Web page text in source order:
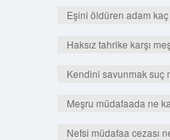
Eşini öldüren adam kaç
Haksız tahrike karşı
Kendini savunmak suç
Meşru müdafaada ne
Nefsi müdafaa cezası